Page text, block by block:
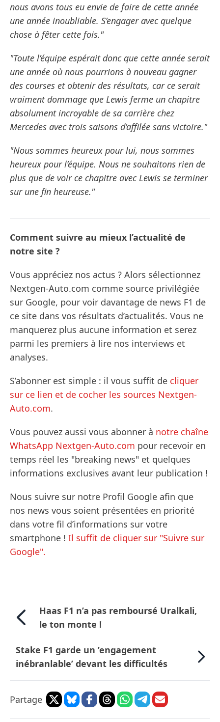
nous avons tous eu envie de faire de cette année
une année inoubliable. S’engager avec quelque
chose à fêter cette fois."
"Toute l’équipe espérait donc que cette année serait
une année où nous pourrions à nouveau gagner
des courses et obtenir des résultats, car ce serait
vraiment dommage que Lewis ferme un chapitre
absolument incroyable de sa carrière chez
Mercedes avec trois saisons d’affilée sans victoire."
"Nous sommes heureux pour lui, nous sommes
heureux pour l’équipe. Nous ne souhaitons rien de
plus que de voir ce chapitre avec Lewis se terminer
sur une fin heureuse."
Comment suivre au mieux l’actualité de
notre site ?
Vous appréciez nos actus ? Alors sélectionnez
Nextgen-Auto.com comme source privilégiée
sur Google, pour voir davantage de news F1 de
ce site dans vos résultats d’actualités. Vous ne
manquerez plus aucune information et serez
parmi les premiers à lire nos interviews et
analyses.
S’abonner est simple : il vous suffit de cliquer
sur ce lien et de cocher les sources Nextgen-
Auto.com.
Vous pouvez aussi vous abonner à notre chaîne
WhatsApp Nextgen-Auto.com pour recevoir en
temps réel les "breaking news" et quelques
informations exclusives avant leur publication !
Nous suivre sur notre Profil Google afin que
nos news vous soient présentées en priorité
dans votre fil d’informations sur votre
smartphone ! Il suffit de cliquer sur "Suivre sur
Google".
Haas F1 n’a pas remboursé Uralkali,
le ton monte !
Stake F1 garde un ’engagement
inébranlable’ devant les difficultés
Partage